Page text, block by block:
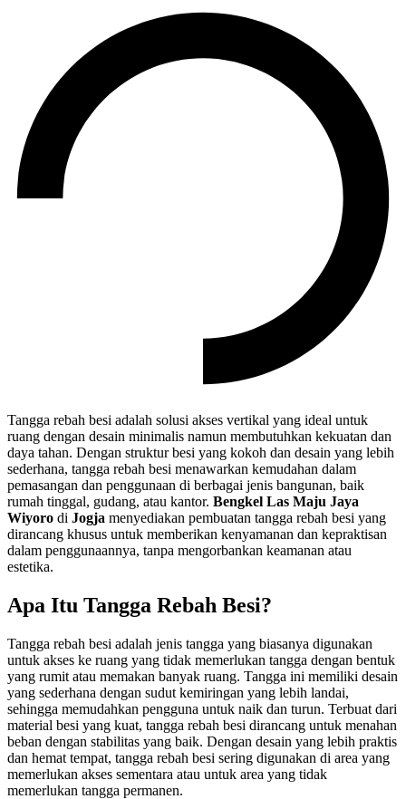
Tangga rebah besi adalah solusi akses vertikal yang ideal untuk
ruang dengan desain minimalis namun membutuhkan kekuatan dan
daya tahan. Dengan struktur besi yang kokoh dan desain yang lebih
sederhana, tangga rebah besi menawarkan kemudahan dalam
pemasangan dan penggunaan di berbagai jenis bangunan, baik
rumah tinggal, gudang, atau kantor. Bengkel Las Maju Jaya
Wiyoro di Jogja menyediakan pembuatan tangga rebah besi yang
dirancang khusus untuk memberikan kenyamanan dan kepraktisan
dalam penggunaannya, tanpa mengorbankan keamanan atau
estetika.
Apa Itu Tangga Rebah Besi?
Tangga rebah besi adalah jenis tangga yang biasanya digunakan
untuk akses ke ruang yang tidak memerlukan tangga dengan bentuk
yang rumit atau memakan banyak ruang. Tangga ini memiliki desain
yang sederhana dengan sudut kemiringan yang lebih landai,
sehingga memudahkan pengguna untuk naik dan turun. Terbuat dari
material besi yang kuat, tangga rebah besi dirancang untuk menahan
beban dengan stabilitas yang baik. Dengan desain yang lebih praktis
dan hemat tempat, tangga rebah besi sering digunakan di area yang
memerlukan akses sementara atau untuk area yang tidak
memerlukan tangga permanen.